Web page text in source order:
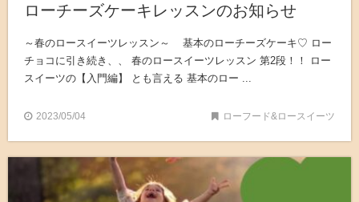
ローチーズケーキレッスンのお知らせ
～春のロースイーツレッスン～ 基本のローチーズケーキ♡ ロー
チョコに引き続き、、 春のロースイーツレッスン 第2段！！ ロー
スイーツの【入門編】 とも言える 基本のロー ...
2023/05/04 ローフード&ロースイーツ